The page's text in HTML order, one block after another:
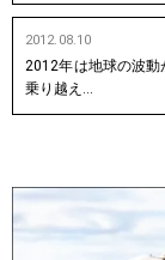
2012.08.10
2012年は地球の波動
乗り越え…